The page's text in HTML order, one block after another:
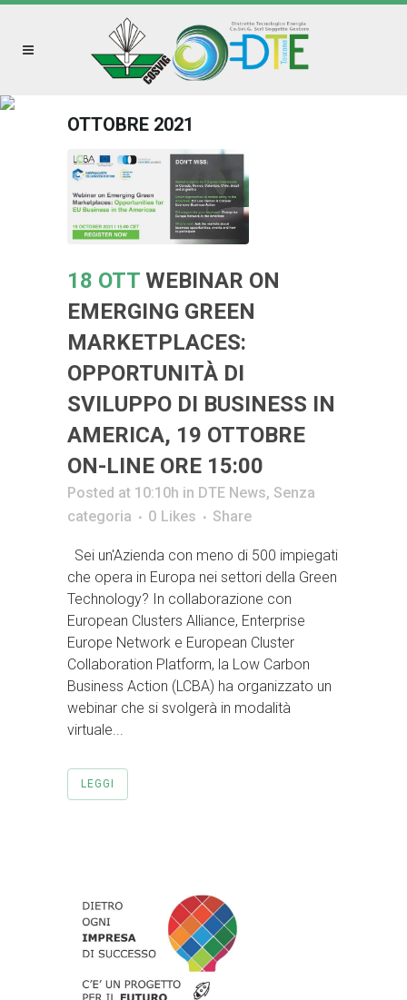
OTTOBRE 2021
18 OTT WEBINAR ON
EMERGING GREEN
MARKETPLACES:
OPPORTUNITÀ DI
SVILUPPO DI BUSINESS IN
AMERICA, 19 OTTOBRE
ON-LINE ORE 15:00
Posted at 10:10h in DTE News, Senza
categoria
0 Likes Share
Sei un'Azienda con meno di 500 impiegati
che opera in Europa nei settori della Green
Technology? In collaborazione con
European Clusters Alliance, Enterprise
Europe Network e European Cluster
Collaboration Platform, la Low Carbon
Business Action (LCBA) ha organizzato un
webinar che si svolgerà in modalità
virtuale...
LEGGI